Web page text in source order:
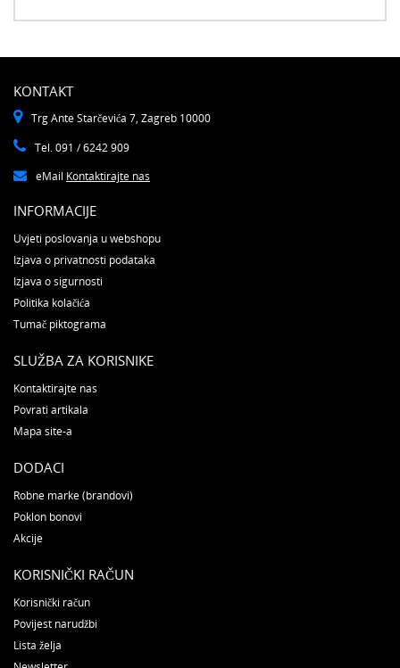
KONTAKT
Trg Ante Starčevića 7, Zagreb 10000
Tel. 091 / 6242 909
eMail Kontaktirajte nas
INFORMACIJE
Uvjeti poslovanja u webshopu
Izjava o privatnosti podataka
Izjava o sigurnosti
Politika kolačića
Tumač piktograma
SLUŽBA ZA KORISNIKE
Kontaktirajte nas
Povrati artikala
Mapa site-a
DODACI
Robne marke (brandovi)
Poklon bonovi
Akcije
KORISNIČKI RAČUN
Korisnički račun
Povijest narudžbi
Lista želja